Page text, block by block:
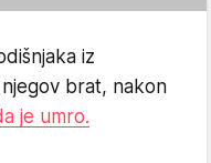
iz
brat, nakon
je umro.